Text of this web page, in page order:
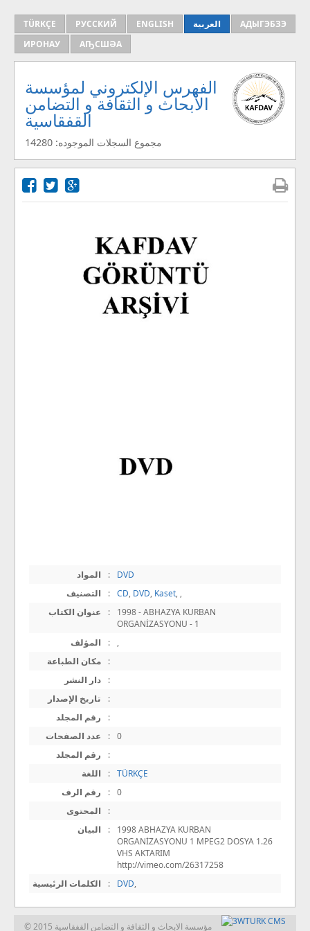
TÜRKÇE РУССКИЙ ENGLISH العربية
АДЫГЭБЗЭ
ИРОНАУ
АҦСШӘА
الفهرس الإلكتروني لمؤسسة
الأبحاث و الثقافة و التضامن
القفقاسية
مجموع السجلات الموجوده: 14280
المواد :
DVD
التصنيف
: CD, DVD, Kaset, ,
عنوان الكتاب
:
1998 - ABHAZYA KURBAN
ORGANİZASYONU - 1
المؤلف
:
,
مكان الطباعة
:
دار النشر
:
تاريخ الإصدار
:
رقم المجلد
:
عدد الصفحات
: 0
رقم المجلد
:
اللغة
: TÜRKÇE
رقم الرف
: 0
المحتوى
:
البيان
:
1998 ABHAZYA KURBAN
ORGANİZASYONU 1 MPEG2 DOSYA 1.26
VHS AKTARIM
http://vimeo.com/26317258
الكلمات الرئيسية
: DVD,
© 2015 مؤسسة الابحاث و الثقافة و التضامن القفقاسية